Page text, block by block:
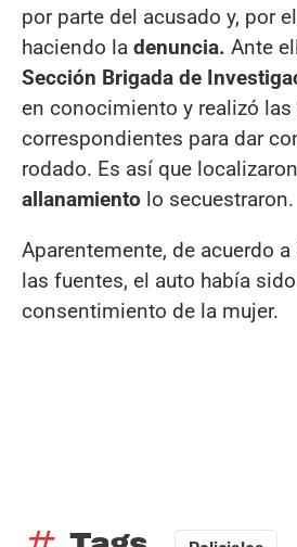
por parte del acusado y, por
haciendo la denuncia. Ante
Sección Brigada de
en conocimiento y realizó las
correspondientes para dar
rodado. Es así que
allanamiento lo secuestraron.
Aparentemente, de acuerdo
las fuentes, el auto había sido
consentimiento de la mujer.